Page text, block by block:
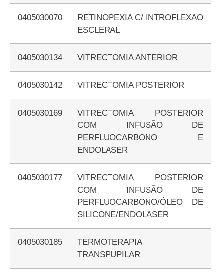
0405030070
RETINOPEXIA C/ INTROFLEXAO
ESCLERAL
0405030134 VITRECTOMIA ANTERIOR
0405030142 VITRECTOMIA POSTERIOR
0405030169
VITRECTOMIA POSTERIOR
COM INFUSÃO DE
PERFLUOCARBONO E
ENDOLASER
0405030177
VITRECTOMIA POSTERIOR
COM INFUSÃO DE
PERFLUOCARBONO/ÓLEO DE
SILICONE/ENDOLASER
0405030185
TERMOTERAPIA
TRANSPUPILAR